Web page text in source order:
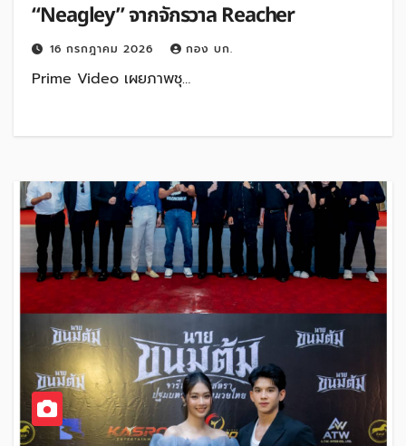
“Neagley” จากจักรวาล Reacher
16 กรกฎาคม 2026 กอง บก.
Prime Video เผยภาพชุ…